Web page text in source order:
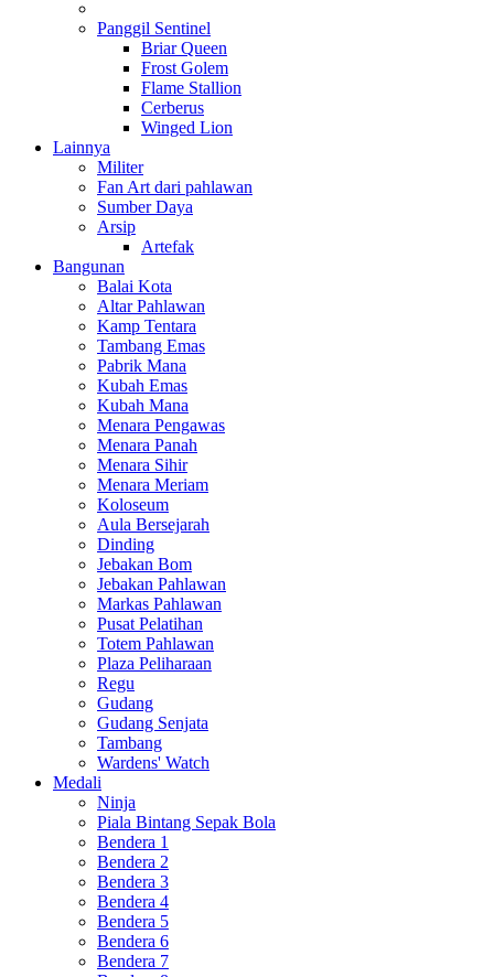
Panggil Sentinel
Briar Queen
Frost Golem
Flame Stallion
Cerberus
Winged Lion
Lainnya
Militer
Fan Art dari pahlawan
Sumber Daya
Arsip
Artefak
Bangunan
Balai Kota
Altar Pahlawan
Kamp Tentara
Tambang Emas
Pabrik Mana
Kubah Emas
Kubah Mana
Menara Pengawas
Menara Panah
Menara Sihir
Menara Meriam
Koloseum
Aula Bersejarah
Dinding
Jebakan Bom
Jebakan Pahlawan
Markas Pahlawan
Pusat Pelatihan
Totem Pahlawan
Plaza Peliharaan
Regu
Gudang
Gudang Senjata
Tambang
Wardens' Watch
Medali
Ninja
Piala Bintang Sepak Bola
Bendera 1
Bendera 2
Bendera 3
Bendera 4
Bendera 5
Bendera 6
Bendera 7